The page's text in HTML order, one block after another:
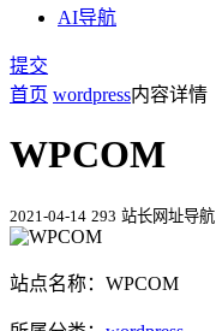
AI导航
提交
首页 wordpress内容详情
WPCOM
2021-04-14 293 站长网址导航
站点名称：WPCOM